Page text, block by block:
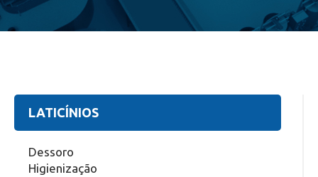
LATICÍNIOS
Dessoro
Higienização